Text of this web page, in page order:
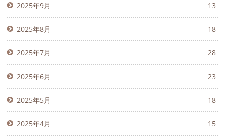
2025年9月 13
2025年8月 18
2025年7月 28
2025年6月 23
2025年5月 18
2025年4月 15